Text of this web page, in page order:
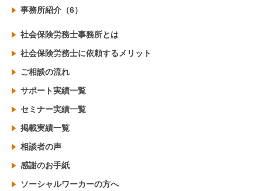
事務所紹介（6）
社会保険労務士事務所とは
社会保険労務士に依頼するメリット
ご相談の流れ
サポート実績一覧
セミナー実績一覧
掲載実績一覧
相談者の声
感謝のお手紙
ソーシャルワーカーの方へ